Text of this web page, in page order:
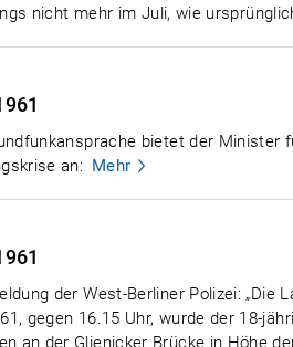
nicht mehr im Juli, wie
bietet der Minister
an: Mehr
der West-Berliner Polizei:
gegen 16.15 Uhr, wurde der 18-
an der Glienicker Brücke in Höhe